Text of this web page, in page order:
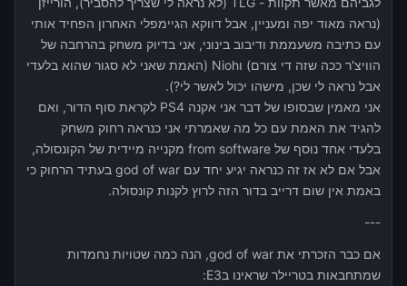
(נראה מאוד יפה ומעניין, אבל דווקא הגיימפלי האחרון הפחיד אותי
עם כתיבה משעממת ודיבוב בינוני, אני בדיוק משחק בהרחבה של
הוויצ'ר ככה שזה די צורם) וNioh (האמת שאני לא סגור שהוא בלעדי
אבל נראה לי שכן, מישהו יכול לאשר לי?).
אני מאמין שבסופו של דבר אני אקנה PS4 לקראת סוף הדור, ואם
להגיד את האמת עם כל מה שאמרתי אני כנראה רחוק משחק
בלעדי אחד נוסף של from software מקנייה מיידית של הקונסולה,
אבל אם לא אז זה כנראה יגיע יחד עם god of war בעתיד הרחוק כי
באמת אין שום דרייב בדור הזה לרוץ לקנות קונסולה.
---
אם כבר הזכרתי את god of war, הנה כמה שטויות נחמדות
שמתחבאות בטריילר שראינו בE3: